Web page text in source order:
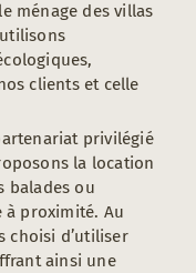
ménage des villas
clients et celle
privilégié
la location
balades ou
à proximité. Au
choisi d’utiliser
ainsi une